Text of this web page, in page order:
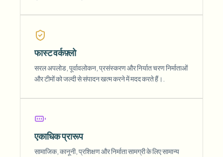
फास्ट वर्कफ़्लो
सरल अपलोड, पूर्वावलोकन, प्रसंस्करण और निर्यात चरण निर्माताओं
और टीमों को जल्दी से संपादन खत्म करने में मदद करते हैं।.
एकाधिक प्रारूप
सामाजिक, कानूनी, प्रशिक्षण और निर्माता सामग्री के लिए सामान्य